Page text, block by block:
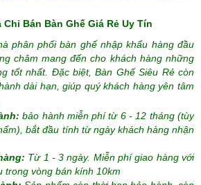
Bán Bàn Ghế Giá Rẻ Uy Tín
phân phối bàn ghế nhập khẩu hàng đầu
châm mang đến cho khách hàng những
tốt nhất. Đặc biệt, Bàn Ghế Siêu Rẻ còn
dài hạn, giúp quý khách hàng yên tâm
bảo hành miễn phí từ 6 - 12 tháng (tùy
bắt đầu tính từ ngày khách hàng nhận
Từ 1 - 3 ngày. Miễn phí giao hàng với
trong vòng bán kính 10km